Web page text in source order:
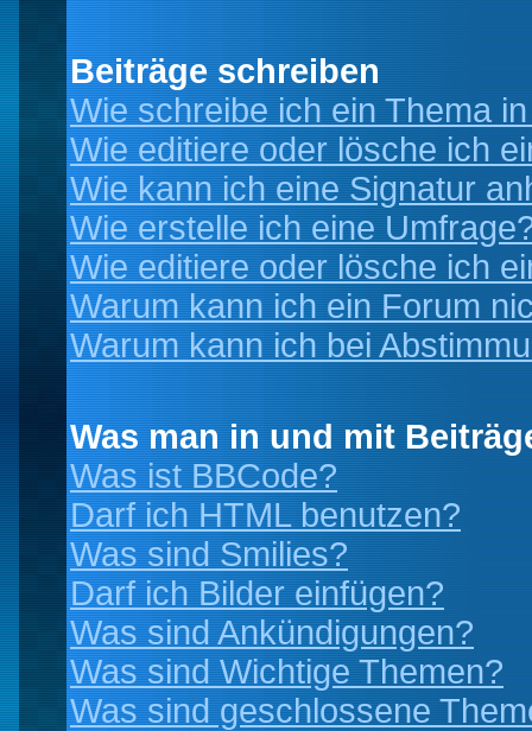
Beiträge schreiben
Wie schreibe ich ein Thema
Wie editiere oder lösche ich
Wie kann ich eine Signatur
Wie erstelle ich eine
Wie editiere oder lösche ich
Warum kann ich ein Forum
Warum kann ich bei
Was man in und mit
Was ist BBCode?
Darf ich HTML benutzen?
Was sind Smilies?
Darf ich Bilder einfügen?
Was sind Ankündigungen?
Was sind Wichtige Themen?
Was sind geschlossene